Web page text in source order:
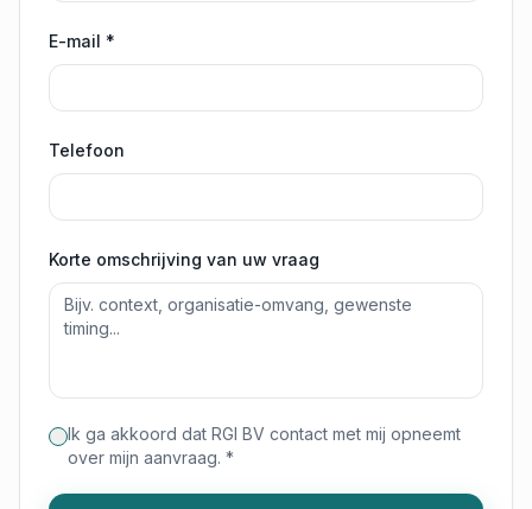
E-mail *
Telefoon
Korte omschrijving van uw vraag
Ik ga akkoord dat RGI BV contact met mij opneemt
over mijn aanvraag. *